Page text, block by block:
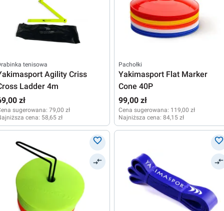
tenisowa
Agility Criss
Ladder 4m
zł
sugerowana: 79,00 zł
cena: 58,65 zł
Pachołki
Yakimasport Flat Marker
Cone 40P
99,00 zł
Cena sugerowana: 119,00 zł
Najniższa cena: 84,15 zł